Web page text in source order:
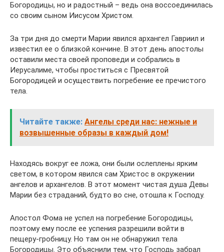
Богородицы, но и радостный – ведь она воссоединилась
со своим сыном Иисусом Христом.
За три дня до смерти Марии явился архангел Гавриил и
известил ее о близкой кончине. В этот день апостолы
оставили места своей проповеди и собрались в
Иерусалиме, чтобы проститься с Пресвятой
Богородицей и осуществить погребение ее пречистого
тела.
Читайте также: Ангелы среди нас: нежные и
возвышенные образы в каждый дом!
Находясь вокруг ее ложа, они были ослеплены ярким
светом, в котором явился сам Христос в окружении
ангелов и архангелов. В этот момент чистая душа Девы
Марии без страданий, будто во сне, отошла к Господу.
Апостол Фома не успел на погребение Богородицы,
поэтому ему после ее успения разрешили войти в
пещеру-гробницу. Но там он не обнаружил тела
Богородицы. Это объяснили тем, что Господь забрал